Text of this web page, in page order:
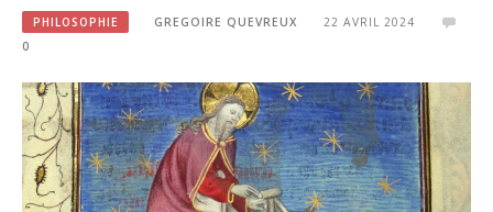
PHILOSOPHIE GREGOIRE QUEVREUX
22 AVRIL 2024
0